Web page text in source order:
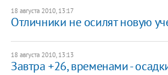
18 августа 2010, 13:17
Отличники не осилят новую
18 августа 2010, 13:13
Завтра +26, временами -